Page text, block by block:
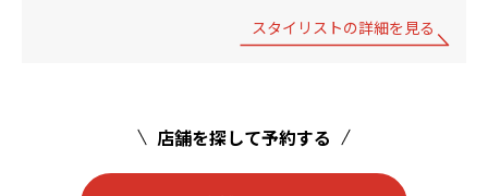
スタイリストの詳細を見る
店舗を探して予約する